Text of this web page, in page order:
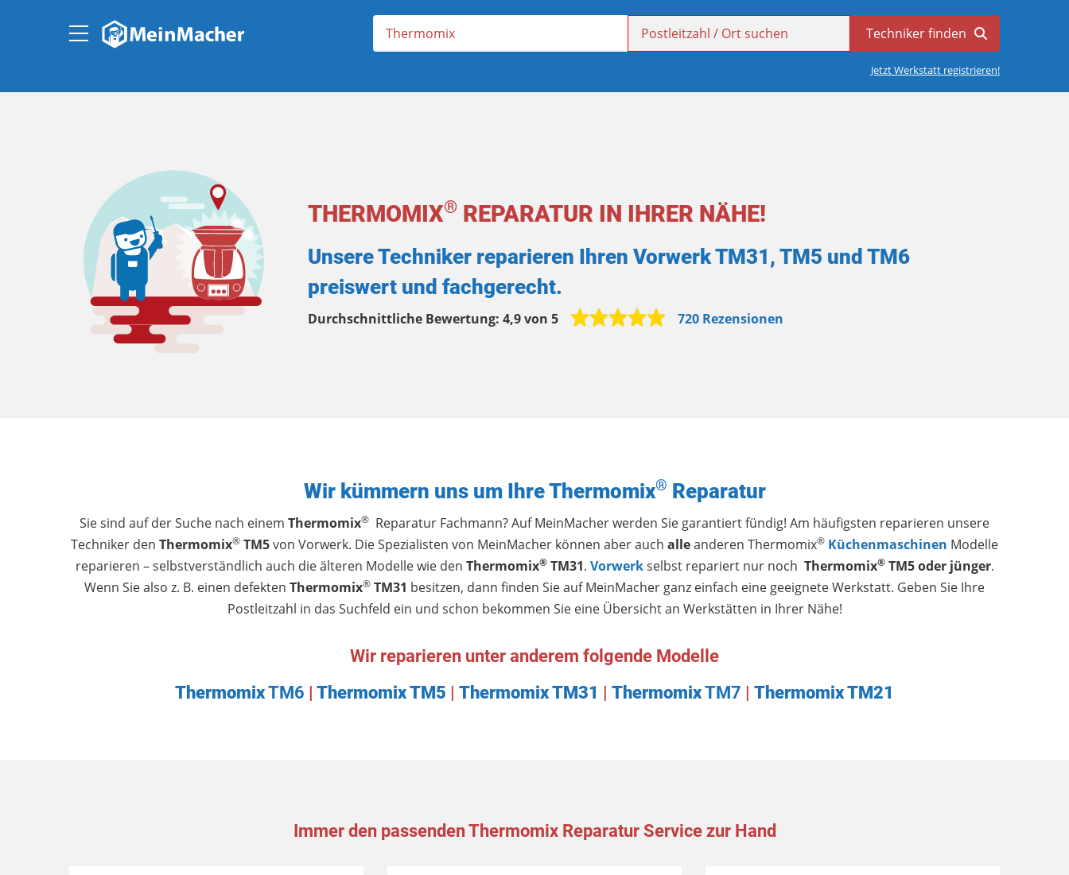
Jetzt Werkstatt registrieren!
THERMOMIX® REPARATUR IN IHRER NÄHE!
Unsere Techniker reparieren Ihren Vorwerk TM31, TM5 und TM6
preiswert und fachgerecht.
Durchschnittliche Bewertung: 4,9 von 5 720 Rezensionen
Wir kümmern uns um Ihre Thermomix® Reparatur
Sie sind auf der Suche nach einem Thermomix® Reparatur Fachmann? Auf MeinMacher werden Sie garantiert fündig! Am häufigsten reparieren unsere
Techniker den Thermomix® TM5von Vorwerk. Die Spezialisten von MeinMacher können aber auch alleanderen Thermomix® Küchenmaschinen Modelle
reparieren – selbstverständlich auch die älteren Modelle wie den Thermomix®TM31. Vorwerkselbst repariert nur noch Thermomix®TM5 oder jünger.
Wenn Sie also z. B. einen defekten Thermomix® TM31 besitzen, dann finden Sie auf MeinMacher ganz einfach eine geeignete Werkstatt. Geben Sie Ihre
Postleitzahl in das Suchfeld ein und schon bekommen Sie eine Übersicht an Werkstätten in Ihrer Nähe!
Wir reparieren unter anderem folgende Modelle
ThermomixTM6 | ThermomixTM5 | ThermomixTM31 | ThermomixTM7 | ThermomixTM21
Immer den passenden Thermomix Reparatur Service zur Hand